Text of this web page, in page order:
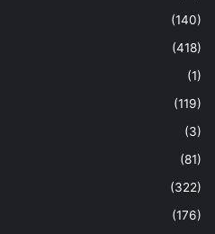
(140)
(418)
(1)
(119)
(3)
(81)
(322)
(176)